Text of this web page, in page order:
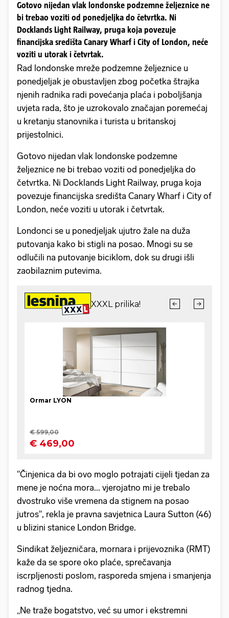
Gotovo nijedan vlak londonske podzemne željeznice ne
bi trebao voziti od ponedjeljka do četvrtka. Ni
Docklands Light Railway, pruga koja povezuje
financijska središta Canary Wharf i City of London, neće
voziti u utorak i četvrtak.
Rad londonske mreže podzemne željeznice u
ponedjeljak je obustavljen zbog početka štrajka
njenih radnika radi povećanja plaća i poboljšanja
uvjeta rada, što je uzrokovalo značajan poremećaj
u kretanju stanovnika i turista u britanskoj
prijestolnici.
Gotovo nijedan vlak londonske podzemne
željeznice ne bi trebao voziti od ponedjeljka do
četvrtka. Ni Docklands Light Railway, pruga koja
povezuje financijska središta Canary Wharf i City of
London, neće voziti u utorak i četvrtak.
Londonci se u ponedjeljak ujutro žale na duža
putovanja kako bi stigli na posao. Mnogi su se
odlučili na putovanje biciklom, dok su drugi išli
zaobilaznim putevima.
"Činjenica da bi ovo moglo potrajati cijeli tjedan za
mene je noćna mora... vjerojatno mi je trebalo
dvostruko više vremena da stignem na posao
jutros", rekla je pravna savjetnica Laura Sutton (46)
u blizini stanice London Bridge.
Sindikat željezničara, mornara i prijevoznika (RMT)
kaže da se spore oko plaće, sprečavanja
iscrpljenosti poslom, rasporeda smjena i smanjenja
radnog tjedna.
„Ne traže bogatstvo, već su umor i ekstremni